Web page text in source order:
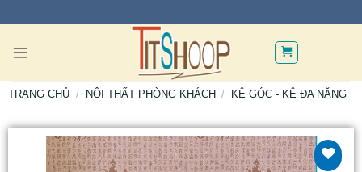
TRANG CHỦ / NỘI THẤT PHÒNG KHÁCH / KỆ GÓC - KỆ ĐA NĂNG